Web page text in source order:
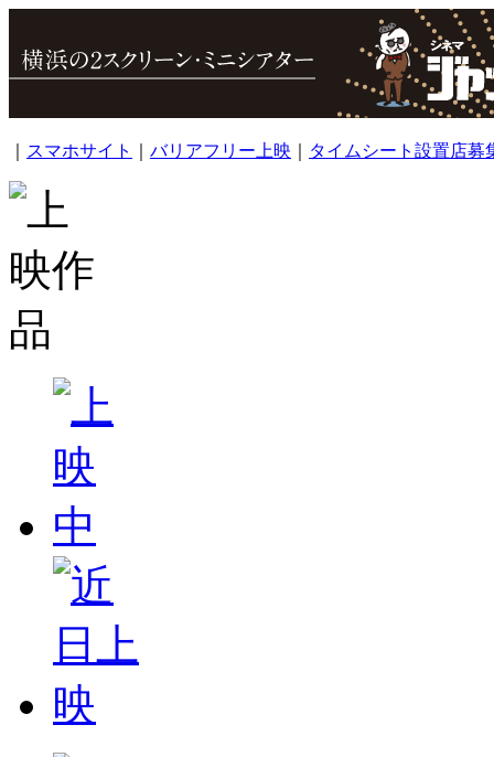
スマホサイト バリアフリー上映 タイムシート設置店募